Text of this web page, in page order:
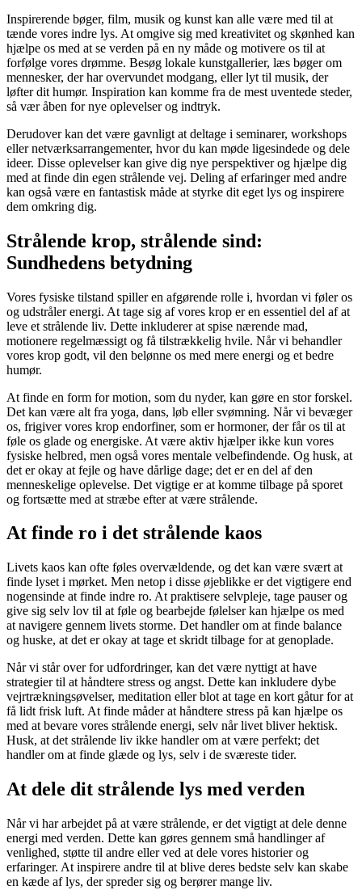
Inspirerende bøger, film, musik og kunst kan alle være med til at
tænde vores indre lys. At omgive sig med kreativitet og skønhed kan
hjælpe os med at se verden på en ny måde og motivere os til at
forfølge vores drømme. Besøg lokale kunstgallerier, læs bøger om
mennesker, der har overvundet modgang, eller lyt til musik, der
løfter dit humør. Inspiration kan komme fra de mest uventede steder,
så vær åben for nye oplevelser og indtryk.
Derudover kan det være gavnligt at deltage i seminarer, workshops
eller netværksarrangementer, hvor du kan møde ligesindede og dele
ideer. Disse oplevelser kan give dig nye perspektiver og hjælpe dig
med at finde din egen strålende vej. Deling af erfaringer med andre
kan også være en fantastisk måde at styrke dit eget lys og inspirere
dem omkring dig.
Strålende krop, strålende sind:
Sundhedens betydning
Vores fysiske tilstand spiller en afgørende rolle i, hvordan vi føler os
og udstråler energi. At tage sig af vores krop er en essentiel del af at
leve et strålende liv. Dette inkluderer at spise nærende mad,
motionere regelmæssigt og få tilstrækkelig hvile. Når vi behandler
vores krop godt, vil den belønne os med mere energi og et bedre
humør.
At finde en form for motion, som du nyder, kan gøre en stor forskel.
Det kan være alt fra yoga, dans, løb eller svømning. Når vi bevæger
os, frigiver vores krop endorfiner, som er hormoner, der får os til at
føle os glade og energiske. At være aktiv hjælper ikke kun vores
fysiske helbred, men også vores mentale velbefindende. Og husk, at
det er okay at fejle og have dårlige dage; det er en del af den
menneskelige oplevelse. Det vigtige er at komme tilbage på sporet
og fortsætte med at stræbe efter at være strålende.
At finde ro i det strålende kaos
Livets kaos kan ofte føles overvældende, og det kan være svært at
finde lyset i mørket. Men netop i disse øjeblikke er det vigtigere end
nogensinde at finde indre ro. At praktisere selvpleje, tage pauser og
give sig selv lov til at føle og bearbejde følelser kan hjælpe os med
at navigere gennem livets storme. Det handler om at finde balance
og huske, at det er okay at tage et skridt tilbage for at genoplade.
Når vi står over for udfordringer, kan det være nyttigt at have
strategier til at håndtere stress og angst. Dette kan inkludere dybe
vejrtrækningsøvelser, meditation eller blot at tage en kort gåtur for at
få lidt frisk luft. At finde måder at håndtere stress på kan hjælpe os
med at bevare vores strålende energi, selv når livet bliver hektisk.
Husk, at det strålende liv ikke handler om at være perfekt; det
handler om at finde glæde og lys, selv i de sværeste tider.
At dele dit strålende lys med verden
Når vi har arbejdet på at være strålende, er det vigtigt at dele denne
energi med verden. Dette kan gøres gennem små handlinger af
venlighed, støtte til andre eller ved at dele vores historier og
erfaringer. At inspirere andre til at blive deres bedste selv kan skabe
en kæde af lys, der spreder sig og berører mange liv.